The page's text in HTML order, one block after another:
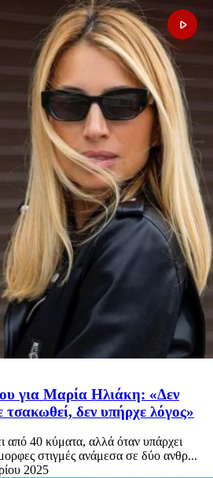
για Μαρία Ηλιάκη: «Δεν
τσακωθεί, δεν υπήρχε λόγος»
από 40 κύματα, αλλά όταν υπάρχει
στιγμές ανάμεσα σε δύο ανθρ...
2025